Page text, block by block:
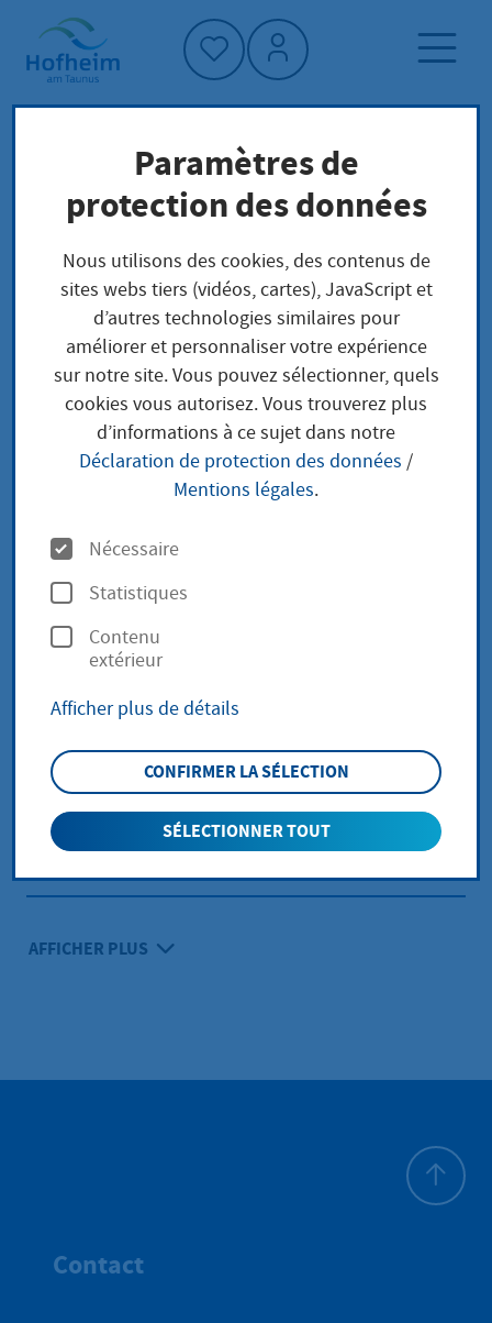
Accueil"
Page d'accueil
Politique et administration
administration
Établissements publics
Établissements
publics
Grünanlagensatzung (PDF
(38,37 Ko))
Straßen (PDF(40,49 Ko))
Abfallsatzung (PDF(130,28
Ko))
AFFICHER PLUS
Contact
Paramètres de
protection des données
Nous utilisons des cookies, des contenus de
sites webs tiers (vidéos, cartes), JavaScript et
d’autres technologies similaires pour
améliorer et personnaliser votre expérience
sur notre site. Vous pouvez sélectionner, quels
cookies vous autorisez. Vous trouverez plus
d’informations à ce sujet dans notre
Déclaration de protection des données /
Mentions légales.
O
p
t
i
n
s
Nécessaire
Statistiques
Contenu
extérieur
Afficher plus de détails
CONFIRMER LA SÉLECTION
SÉLECTIONNER TOUT